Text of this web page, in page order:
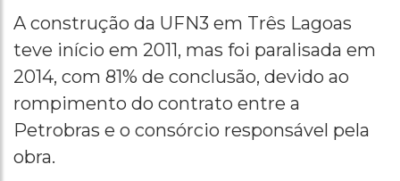
A construção da UFN3 em Três Lagoas
teve início em 2011, mas foi paralisada em
2014, com 81% de conclusão, devido ao
rompimento do contrato entre a
Petrobras e o consórcio responsável pela
obra.